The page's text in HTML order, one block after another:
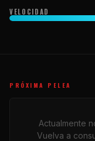
VELOCIDAD
PRÓXIMA PELEA
Actualmente
Vuelva a